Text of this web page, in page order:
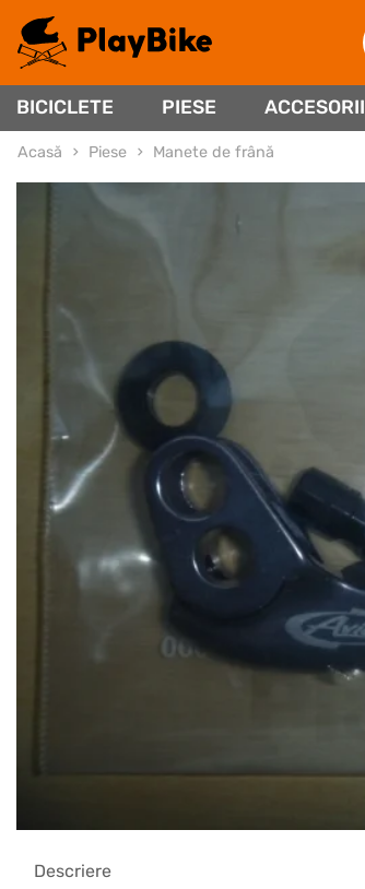
BICICLETE PIESE ACCESORII
Acasă Piese Manete de frână
Descriere